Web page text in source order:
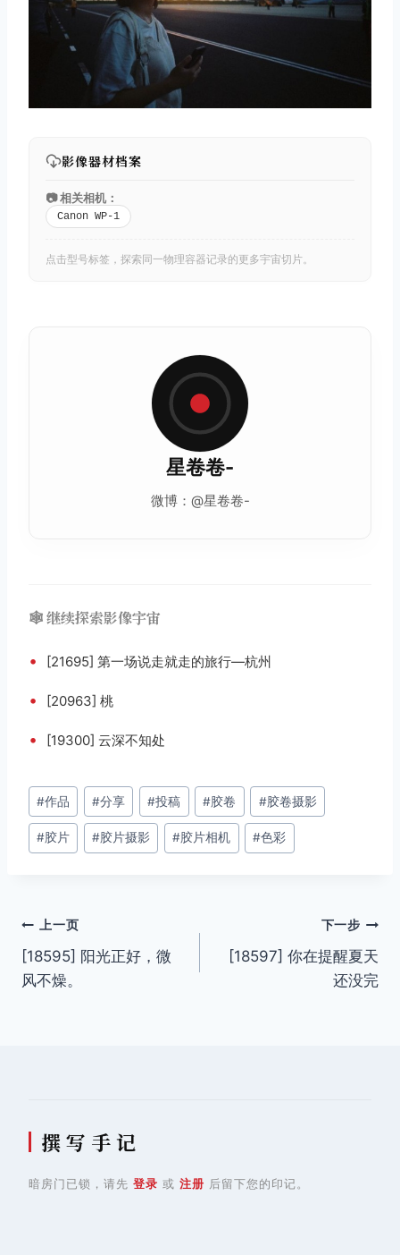
影像器材档案
📷 相关相机：
Canon WP-1
点击型号标签，探索同一物理容器记录的更多宇宙切片。
星卷卷-
微博：@星卷卷-
🕸️ 继续探索影像宇宙
• [21695] 第一场说走就走的旅行—杭州
• [20963] 桃
• [19300] 云深不知处
文
章
标
#作品 #分享 #投稿 #胶卷 #胶卷摄影
#胶片 #胶片摄影 #胶片相机 #色彩
文
章
上一页
[18595] 阳光正好，微
风不燥。
下一步
[18597] 你在提醒夏天
还没完
撰 写 手 记
暗房门已锁，请先 登录 或 注册 后留下您的印记。